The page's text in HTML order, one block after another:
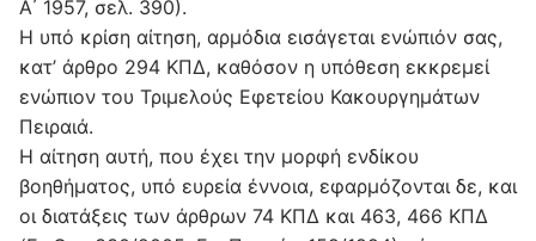
Α΄ 1957, σελ. 390).
Η υπό κρίση αίτηση, αρμόδια εισάγεται ενώπιόν σας,
κατ’ άρθρο 294 ΚΠΔ, καθόσον η υπόθεση εκκρεμεί
ενώπιον του Τριμελούς Εφετείου Κακουργημάτων
Πειραιά.
Η αίτηση αυτή, που έχει την μορφή ενδίκου
βοηθήματος, υπό ευρεία έννοια, εφαρμόζονται δε, και
οι διατάξεις των άρθρων 74 ΚΠΔ και 463, 466 ΚΠΔ